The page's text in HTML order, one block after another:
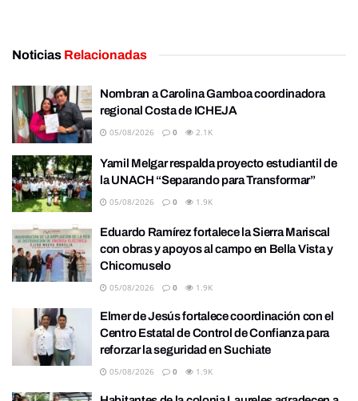
Noticias Relacionadas
Nombran a Carolina Gamboa coordinadora
regional Costa de ICHEJA
05/08/2026 0 2.1K
Yamil Melgar respalda proyecto estudiantil de
la UNACH “Separando para Transformar”
05/08/2026 0 1.9K
Eduardo Ramírez fortalece la Sierra Mariscal
con obras y apoyos al campo en Bella Vista y
Chicomuselo
05/08/2026 0 1.9K
Elmer de Jesús fortalece coordinación con el
Centro Estatal de Control de Confianza para
reforzar la seguridad en Suchiate
05/08/2026 0 1.9K